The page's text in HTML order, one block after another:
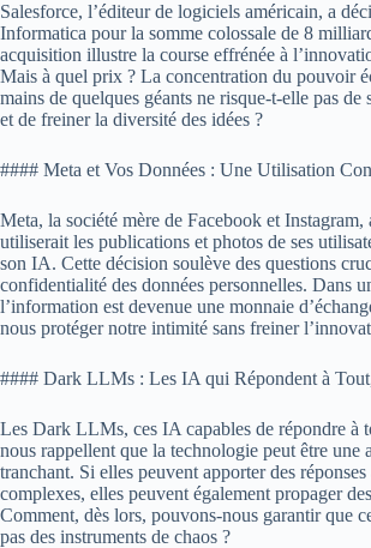
Salesforce, l’éditeur de logiciels américain, a
Informatica pour la somme colossale de 8
acquisition illustre la course effrénée à
Mais à quel prix ? La concentration du pouvoir
mains de quelques géants ne risque-t-elle pas
et de freiner la diversité des idées ?
#### Meta et Vos Données : Une Utilisation
Meta, la société mère de Facebook et Instagram,
utiliserait les publications et photos de ses
son IA. Cette décision soulève des questions
confidentialité des données personnelles. Dans
l’information est devenue une monnaie
nous protéger notre intimité sans freiner
#### Dark LLMs : Les IA qui Répondent à
Les Dark LLMs, ces IA capables de répondre à
nous rappellent que la technologie peut être une
tranchant. Si elles peuvent apporter des réponses
complexes, elles peuvent également propager
Comment, dès lors, pouvons-nous garantir que
pas des instruments de chaos ?